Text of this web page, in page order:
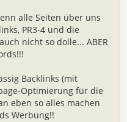
alle Seiten über uns
PR3-4 und die
nicht so dolle... ABER
Backlinks (mit
Optimierung für die
eben so alles machen
Werbung!!